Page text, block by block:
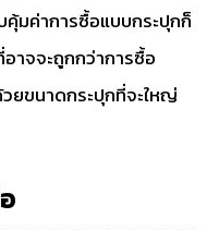
คุ้มค่าการซื้อแบบกระปุกก็
าจจะถูกกว่าการซื้อ
ยขนาดกระปุกที่จะใหญ่